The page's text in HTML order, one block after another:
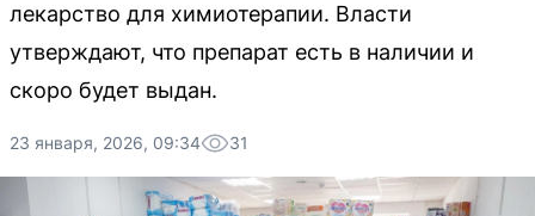
лекарство для химиотерапии. Власти
утверждают, что препарат есть в наличии и
скоро будет выдан.
23 января, 2026, 09:34 31